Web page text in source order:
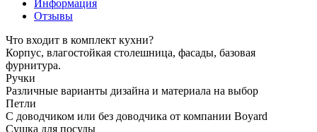
Информация
Отзывы
Что входит в комплект кухни?
Корпус, влагостойкая столешница, фасады, базовая
фурнитура.
Ручки
Различные варианты дизайна и материала на выбор
Петли
С доводчиком или без доводчика от компании Boyard
Сушка для посуды